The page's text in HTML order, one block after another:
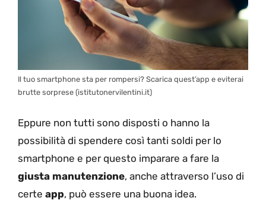
Il tuo smartphone sta per rompersi? Scarica quest’app e eviterai
brutte sorprese (istitutonervilentini.it)
Eppure non tutti sono disposti o hanno la
possibilità di spendere così tanti soldi per lo
smartphone e per questo imparare a fare la
giusta manutenzione, anche attraverso l’uso di
certe app, può essere una buona idea.